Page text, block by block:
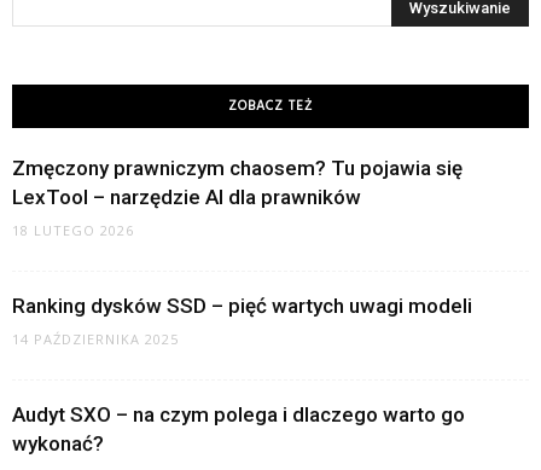
ZOBACZ TEŻ
Zmęczony prawniczym chaosem? Tu pojawia się
LexTool – narzędzie AI dla prawników
18 LUTEGO 2026
Ranking dysków SSD – pięć wartych uwagi modeli
14 PAŹDZIERNIKA 2025
Audyt SXO – na czym polega i dlaczego warto go
wykonać?